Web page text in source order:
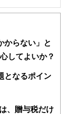
する記事を、日々
すく発信していま
籍・雑誌の編集経
追求しています。
プランナー、弁
、社会保険労務
からない」と
してよいか？
となるポイン
、贈与税だけ